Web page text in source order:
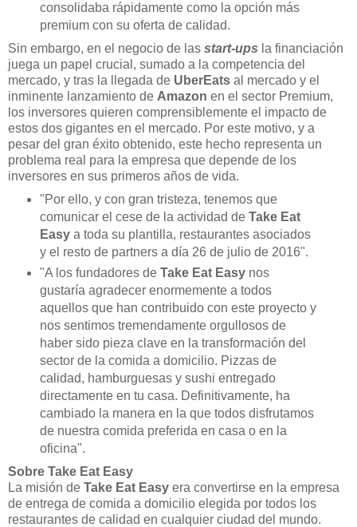
consolidaba rápidamente como la opción más
premium con su oferta de calidad.
Sin embargo, en el negocio de las start-ups la financiación
juega un papel crucial, sumado a la competencia del
mercado, y tras la llegada de UberEats al mercado y el
inminente lanzamiento de Amazon en el sector Premium,
los inversores quieren comprensiblemente el impacto de
estos dos gigantes en el mercado. Por este motivo, y a
pesar del gran éxito obtenido, este hecho representa un
problema real para la empresa que depende de los
inversores en sus primeros años de vida.
"Por ello, y con gran tristeza, tenemos que
comunicar el cese de la actividad de Take Eat
Easya toda su plantilla, restaurantes asociados
y el resto de partners a día 26 de julio de 2016".
"A los fundadores de Take Eat Easynos
gustaría agradecer enormemente a todos
aquellos que han contribuido con este proyecto y
nos sentimos tremendamente orgullosos de
haber sido pieza clave en la transformación del
sector de la comida a domicilio. Pizzas de
calidad, hamburguesas y sushi entregado
directamente en tu casa. Definitivamente, ha
cambiado la manera en la que todos disfrutamos
de nuestra comida preferida en casa o en la
oficina".
Sobre Take Eat Easy
La misión de Take Eat Easy era convertirse en la empresa
de entrega de comida a domicilio elegida por todos los
restaurantes de calidad en cualquier ciudad del mundo.